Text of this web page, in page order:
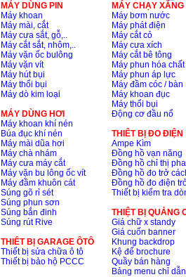
MÁY DÙNG PIN
Máy khoan
Máy mài, cắt
Máy cưa sắt, gỗ,..
Máy cắt sắt, nhôm,..
Máy vặn ốc bulông
Máy vặn vít
Máy hút bụi
Máy thổi bụi
Máy dò kim loại
MÁY DÙNG HƠI
Máy khoan khí nén
Búa đục khí nén
Máy mài dũa hơi
Máy chà nhám
Máy cưa máy cắt
Máy vặn bu lông ốc vít
Máy đầm khuôn cát
Súng gõ rỉ sét
Súng phun sơn
Súng bắn đinh
Súng rút Rive
THIÊT BỊ GARAGE ÔTÔ
Thiết bị sửa chữa ô tô
Thiết bị bảo hộ PCCC
MÁY CHẠY
Máy bơm nước
Máy phát điện
Máy cắt cỏ
Máy cưa xích
Máy cắt bê tông
Máy phun hóa chất
Máy phun áp lực
Máy đầm cóc / bàn
Máy khoan đục
Máy thổi bụi
Động cơ đầu nổ
THIÊT BỊ ĐO ĐIỆN
Ampe Kìm
Đồng hồ vạn năng
Đồng hồ chỉ thị pha
Đồng hồ đo trở
Đồng hồ đo điện
Thiết bị kiểm tra
THIỆT BỊ QUẢNG
Giá chữ x standy
Giá cuốn banner
Khung backdrop
Kệ để brochure
Quầy bán hàng
Bảng menu chỉ dẫn